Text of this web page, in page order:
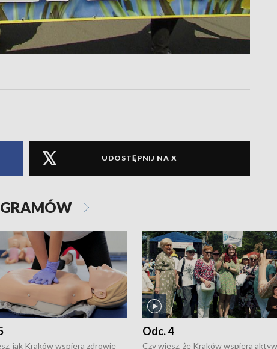
UDOSTĘPNIJ NA X
jak Kraków wspiera zdrowie
Odc. 4
Czy wiesz, że Kraków wspiera